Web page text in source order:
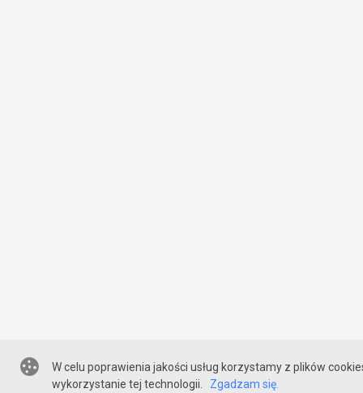
W celu poprawienia jakości usług korzystamy z plików
wykorzystanie tej technologii. Zgadzam się.